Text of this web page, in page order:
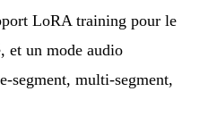
LoRA training pour le
et un mode audio
segment, multi-segment,